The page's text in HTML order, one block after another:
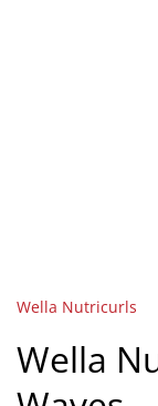
Wella Nutricurls
Wella